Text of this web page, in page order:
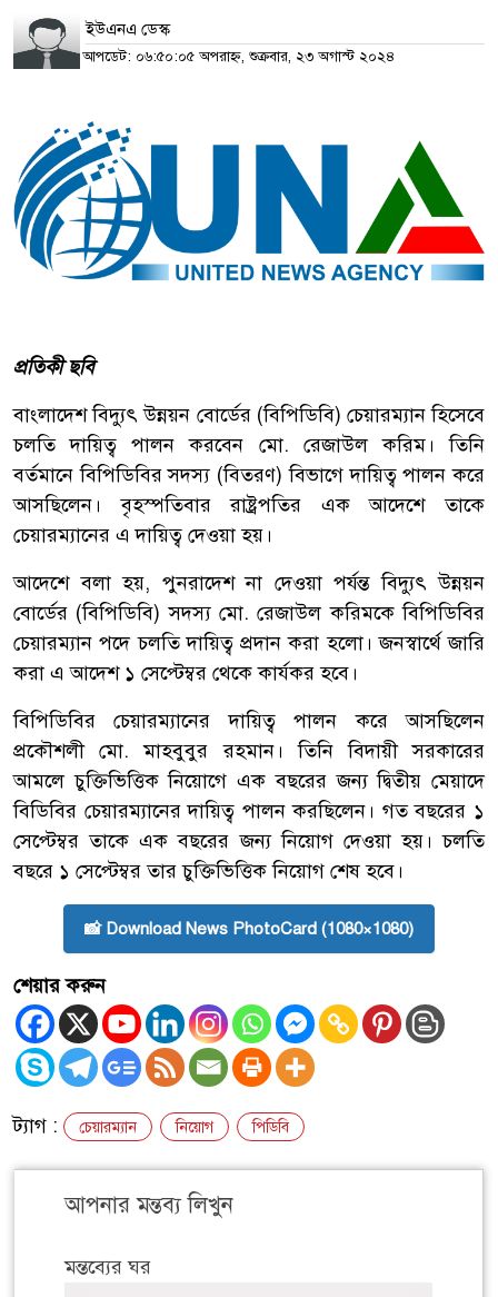
ইউএনএ ডেস্ক
আপডেট: ০৬:৫০:০৫ অপরাহ্ন, শুক্রবার, ২৩ অগাস্ট ২০২৪
প্রতিকী ছবি
বাংলাদেশ বিদ্যুৎ উন্নয়ন বোর্ডের (বিপিডিবি) চেয়ারম্যান হিসেবে
চলতি দায়িত্ব পালন করবেন মো. রেজাউল করিম। তিনি
বর্তমানে বিপিডিবির সদস্য (বিতরণ) বিভাগে দায়িত্ব পালন করে
আসছিলেন। বৃহস্পতিবার রাষ্ট্রপতির এক আদেশে তাকে
চেয়ারম্যানের এ দায়িত্ব দেওয়া হয়।
আদেশে বলা হয়, পুনরাদেশ না দেওয়া পর্যন্ত বিদ্যুৎ উন্নয়ন
বোর্ডের (বিপিডিবি) সদস্য মো. রেজাউল করিমকে বিপিডিবির
চেয়ারম্যান পদে চলতি দায়িত্ব প্রদান করা হলো। জনস্বার্থে জারি
করা এ আদেশ ১ সেপ্টেম্বর থেকে কার্যকর হবে।
বিপিডিবির চেয়ারম্যানের দায়িত্ব পালন করে আসছিলেন
প্রকৌশলী মো. মাহবুবুর রহমান। তিনি বিদায়ী সরকারের
আমলে চুক্তিভিত্তিক নিয়োগে এক বছরের জন্য দ্বিতীয় মেয়াদে
বিডিবির চেয়ারম্যানের দায়িত্ব পালন করছিলেন। গত বছরের ১
সেপ্টেম্বর তাকে এক বছরের জন্য নিয়োগ দেওয়া হয়। চলতি
বছরে ১ সেপ্টেম্বর তার চুক্তিভিত্তিক নিয়োগ শেষ হবে।
📸 Download News PhotoCard (1080×1080)
শেয়ার করুন
ট্যাগ : চেয়ারম্যান নিয়োগ পিডিবি
আপনার মন্তব্য লিখুন
মন্তব্যের ঘর